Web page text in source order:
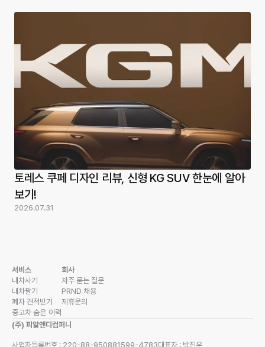
토레스 쿠페 디자인 리뷰, 신형 KG SUV 한눈에 알아
보기!
2026.07.31
서비스
내차사기
내차팔기
폐차 견적받기
중고차 숨은 이력
회사
자주 묻는 질문
PRND 채용
제휴문의
(주) 피알앤디컴퍼니
사업자등록번호 : 220-88-950881599-4783대표자 : 박진우